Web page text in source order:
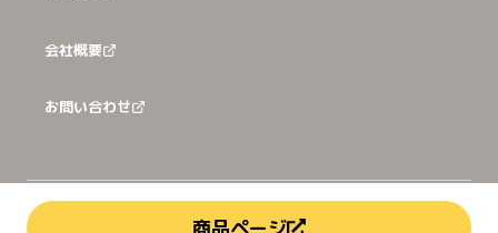
会社概要
お問い合わせ
2026犬猫王国株式会社